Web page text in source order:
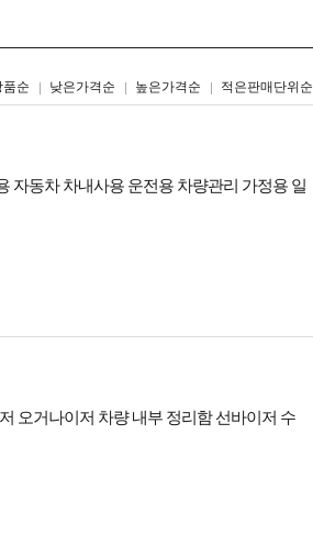
품순 낮은가격순 높은가격순 적은판매단위순
형
러리형
자동차 차내사용 운전용 차량관리 가정용 일
오거나이저 차량 내부 정리함 선바이저 수